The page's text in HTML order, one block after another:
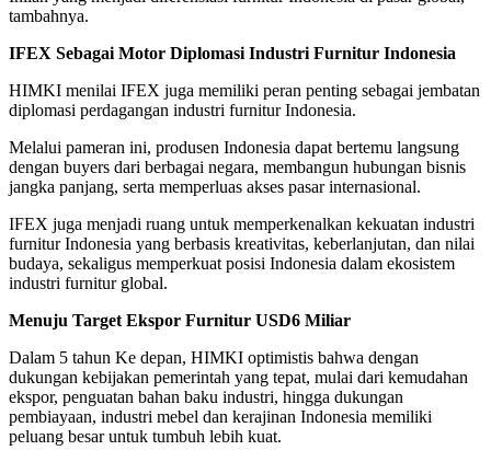
tambahnya.
IFEX Sebagai Motor Diplomasi Industri Furnitur Indonesia
HIMKI menilai IFEX juga memiliki peran penting sebagai jembatan
diplomasi perdagangan industri furnitur Indonesia.
Melalui pameran ini, produsen Indonesia dapat bertemu langsung
dengan buyers dari berbagai negara, membangun hubungan bisnis
jangka panjang, serta memperluas akses pasar internasional.
IFEX juga menjadi ruang untuk memperkenalkan kekuatan industri
furnitur Indonesia yang berbasis kreativitas, keberlanjutan, dan nilai
budaya, sekaligus memperkuat posisi Indonesia dalam ekosistem
industri furnitur global.
Menuju Target Ekspor Furnitur USD6 Miliar
Dalam 5 tahun Ke depan, HIMKI optimistis bahwa dengan
dukungan kebijakan pemerintah yang tepat, mulai dari kemudahan
ekspor, penguatan bahan baku industri, hingga dukungan
pembiayaan, industri mebel dan kerajinan Indonesia memiliki
peluang besar untuk tumbuh lebih kuat.